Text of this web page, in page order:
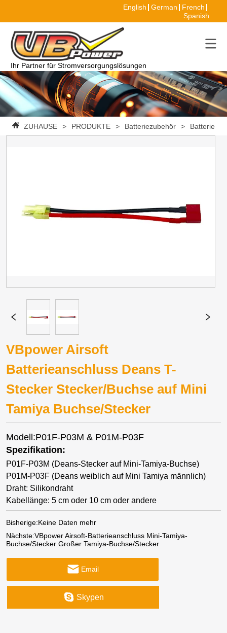
English German
French
Spanish
Ihr Partner für Stromversorgungslösungen
ZUHAUSE > PRODUKTE > Batteriezubehör >
VBpower Airsoft
Batterieanschluss Deans T-
Stecker Stecker/Buchse auf Mini
Tamiya Buchse/Stecker
Modell:P01F-P03M & P01M-P03F
Spezifikation:
P01F-P03M (Deans-Stecker auf Mini-Tamiya-Buchse)
P01M-P03F (Deans weiblich auf Mini Tamiya männlich)
Draht: Silikondraht
Kabellänge: 5 cm oder 10 cm oder andere
Bisherige:Keine Daten mehr
Nächste:VBpower Airsoft-Batterieanschluss Mini-Tamiya-
Buchse/Stecker Großer Tamiya-Buchse/Stecker
Email
Skypen